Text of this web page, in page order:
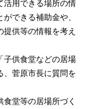
活用できる場所の情
できる補助金や、
供等の情報を考え
子供食堂などの居場
、菅原市長に質問を
堂等の居場所づく